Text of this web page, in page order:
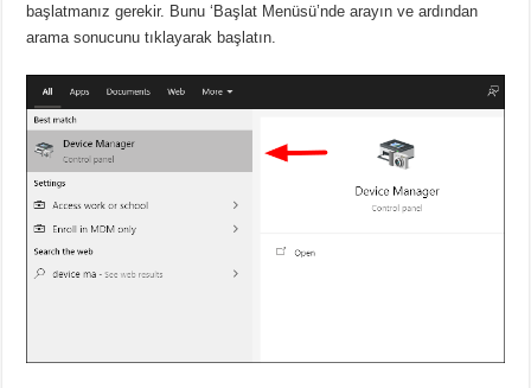
başlatmanız gerekir. Bunu ‘Başlat Menüsü’nde arayın ve ardından
arama sonucunu tıklayarak başlatın.